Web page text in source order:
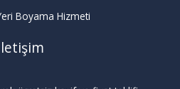
Boyama Hizmeti